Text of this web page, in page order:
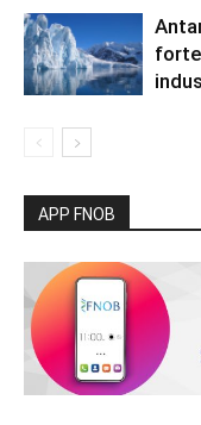
forte
APP FNOB